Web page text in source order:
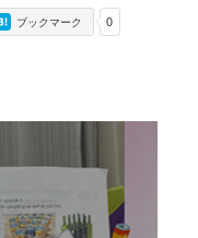
0
ブックマーク